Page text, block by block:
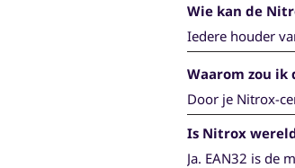
- Inleiding tot
- Gaswetten en
- Blootstelling
- Duikplanning
- Veilige Nitrox-
- Voordelen en
Wie kan de
Iedere houder
inschrijven voor
Waarom zou ik
Door je Nitrox-
- Meer tijd
- Volledig
Is Nitrox
Ja. EAN32 is de